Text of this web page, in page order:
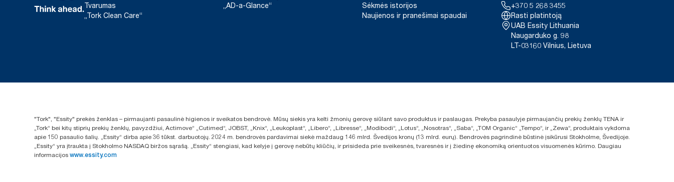
Tvarumas
„Tork Clean Care“
„AD-a-Glance“
Sėkmės istorijos
Naujienos ir pranešimai spaudai
+370 5 268 3455
Rasti platintoją
UAB Essity Lithuania
Naugarduko g. 98
LT-03160 Vilnius, Lietuva
"Tork", "Essity" prekės ženklas – pirmaujanti pasaulinė higienos ir sveikatos bendrovė. Mūsų siekis yra kelti žmonių gerovę siūlant savo produktus ir paslaugas. Prekyba pasaulyje pirmaujančių prekių ženklų TENA ir
„Tork“ bei kitų stiprių prekių ženklų, pavyzdžiui, Actimove“ „Cutimed“, JOBST, „Knix“, „Leukoplast“, „Libero“, „Libresse“, „Modibodi“, „Lotus“, „Nosotras“, „Saba“, „TOM Organic“ „Tempo“, ir „Zewa“, produktais vykdoma
apie 150 pasaulio šalių. „Essity“ dirba apie 36 tūkst. darbuotojų. 2024 m. bendrovės pardavimai siekė maždaug 146 mlrd. Švedijos kronų (13 mlrd. eurų). Bendrovės pagrindinė būstinė įsikūrusi Stokholme, Švedijoje.
„Essity“ yra įtraukta į Stokholmo NASDAQ biržos sąrašą. „Essity“ stengiasi, kad kelyje į gerovę nebūtų kliūčių, ir prisideda prie sveikesnės, tvaresnės ir į žiedinę ekonomiką orientuotos visuomenės kūrimo. Daugiau
informacijos www.essity.com